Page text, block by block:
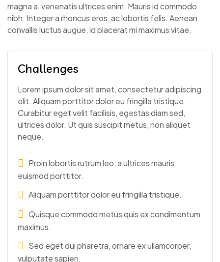
magna a, venenatis ultrices enim. Mauris id commodo
nibh. Integer a rhoncus eros, ac lobortis felis. Aenean
convallis luctus augue, id placerat mi maximus vitae.
Challenges
Lorem ipsum dolor sit amet, consectetur adipiscing
elit. Aliquam porttitor dolor eu fringilla tristique.
Curabitur eget velit facilisis, egestas diam sed,
ultrices dolor. Ut quis suscipit metus, non aliquet
neque.
Proin lobortis rutrum leo, a ultrices mauris
euismod porttitor.
Aliquam porttitor dolor eu fringilla tristique.
Quisque commodo metus quis ex condimentum
maximus.
Sed eget dui pharetra, ornare ex ullamcorper,
vulputate sapien.